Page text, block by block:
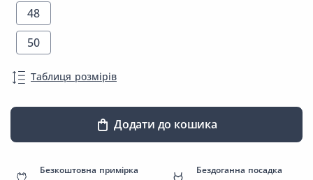
48
50
Таблиця розмірів
Додати до кошика
Безкоштовна примірка Бездоганна посадка